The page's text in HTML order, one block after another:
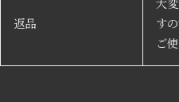
返品
す
ご